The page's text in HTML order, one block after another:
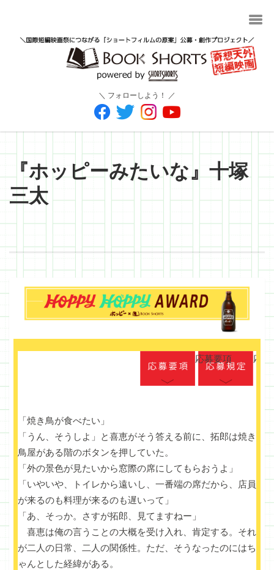
＼ フォローしよう！ ／
『ホッピーみたいな』十塚
三太
応
応募要項
「焼き鳥が食べたい」
「うん、そうしよ」と喜恵がそう答える前に、拓郎は焼き
鳥屋がある階のボタンを押していた。
「外の景色が見たいから窓際の席にしてもらおうよ」
「いやいや、トイレから遠いし、一番端の席だから、店員
が来るのも料理が来るのも遅いって」
「あ、そっか。さすが拓郎、見てますねー」
喜恵は俺の言うことの大概を受け入れ、肯定する。それ
が二人の日常、二人の関係性。ただ、そうなったのにはち
ゃんとした経緯がある。